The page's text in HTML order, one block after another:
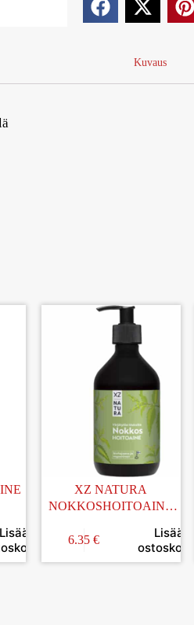
Kuvaus
Lisää
XZ NATURA
NOKKOSHOITOAINE
6.35€
Lisää
ostoskoriin